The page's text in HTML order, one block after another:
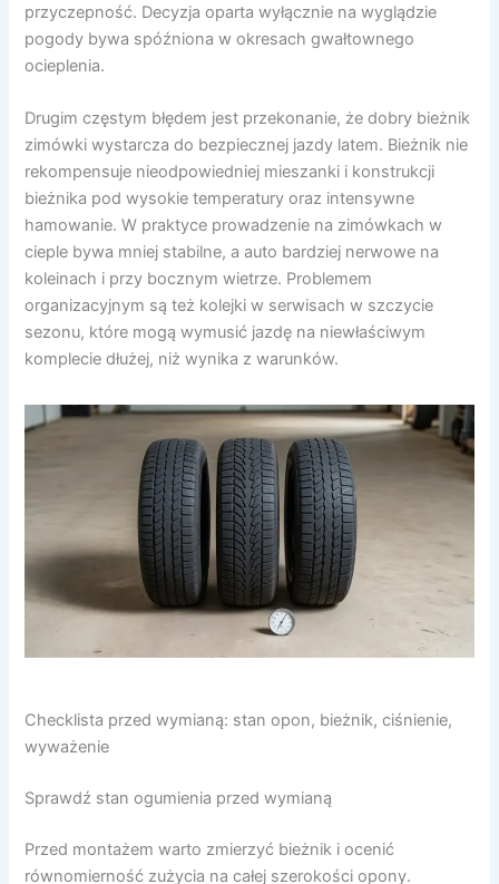
przyczepność. Decyzja oparta wyłącznie na wyglądzie
pogody bywa spóźniona w okresach gwałtownego
ocieplenia.
Drugim częstym błędem jest przekonanie, że dobry bieżnik
zimówki wystarcza do bezpiecznej jazdy latem. Bieżnik nie
rekompensuje nieodpowiedniej mieszanki i konstrukcji
bieżnika pod wysokie temperatury oraz intensywne
hamowanie. W praktyce prowadzenie na zimówkach w
cieple bywa mniej stabilne, a auto bardziej nerwowe na
koleinach i przy bocznym wietrze. Problemem
organizacyjnym są też kolejki w serwisach w szczycie
sezonu, które mogą wymusić jazdę na niewłaściwym
komplecie dłużej, niż wynika z warunków.
Checklista przed wymianą: stan opon, bieżnik, ciśnienie,
wyważenie
Sprawdź stan ogumienia przed wymianą
Przed montażem warto zmierzyć bieżnik i ocenić
równomierność zużycia na całej szerokości opony.